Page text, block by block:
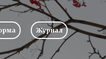
Журнал